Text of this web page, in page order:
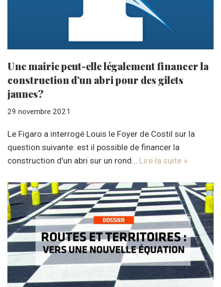
Une mairie peut-elle légalement financer la
construction d’un abri pour des gilets
jaunes?
29 novembre 2021
Le Figaro a interrogé Louis le Foyer de Costil sur la
question suivante: est il possible de financer la
construction d’un abri sur un rond… Lire la suite »